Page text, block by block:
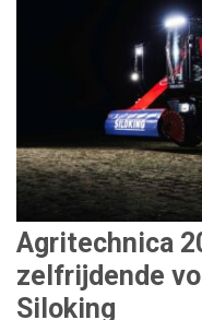
Agritechnica
zelfrijdende
Siloking